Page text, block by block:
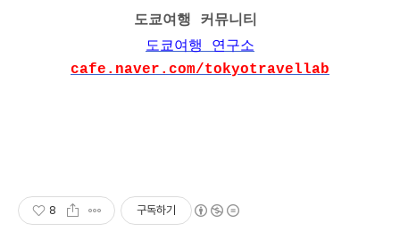
도쿄여행 커뮤니티
도쿄여행 연구소
cafe.naver.com/tokyotravellab
8 구독하기